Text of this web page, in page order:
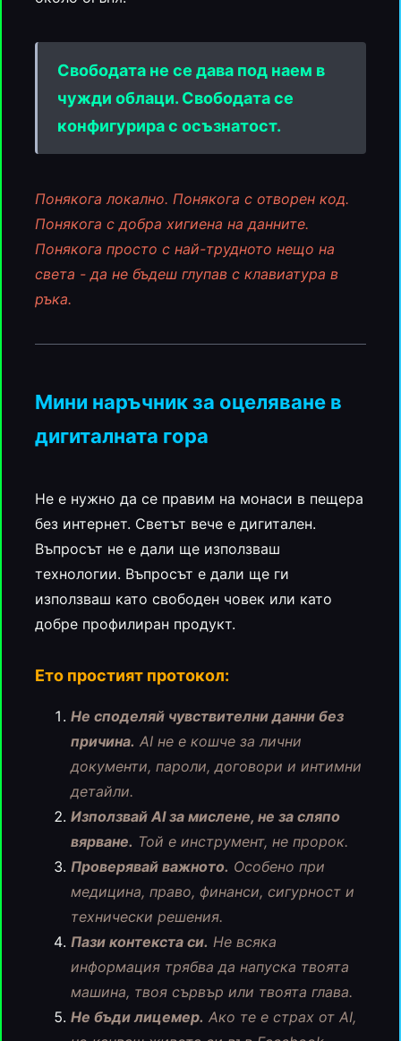
Свободата не се дава под наем в
чужди облаци. Свободата се
конфигурира с осъзнатост.
Понякога локално. Понякога с отворен код.
Понякога с добра хигиена на данните.
Понякога просто с най-трудното нещо на
света - да не бъдеш глупав с клавиатура в
ръка.
Мини наръчник за оцеляване в
дигиталната гора
Не е нужно да се правим на монаси в пещера
без интернет. Светът вече е дигитален.
Въпросът не е дали ще използваш
технологии. Въпросът е дали ще ги
използваш като свободен човек или като
добре профилиран продукт.
Ето простият протокол:
Не споделяй чувствителни данни без
причина. AI не е кошче за лични
документи, пароли, договори и интимни
детайли.
Използвай AI за мислене, не за сляпо
вярване. Той е инструмент, не пророк.
Проверявай важното. Особено при
медицина, право, финанси, сигурност и
технически решения.
Пази контекста си. Не всяка
информация трябва да напуска твоята
машина, твоя сървър или твоята глава.
Не бъди лицемер. Ако те е страх от AI,